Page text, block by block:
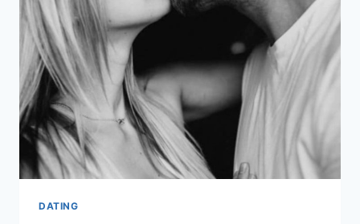
JAMAIS
DANS
UNE
RELATION
DATING